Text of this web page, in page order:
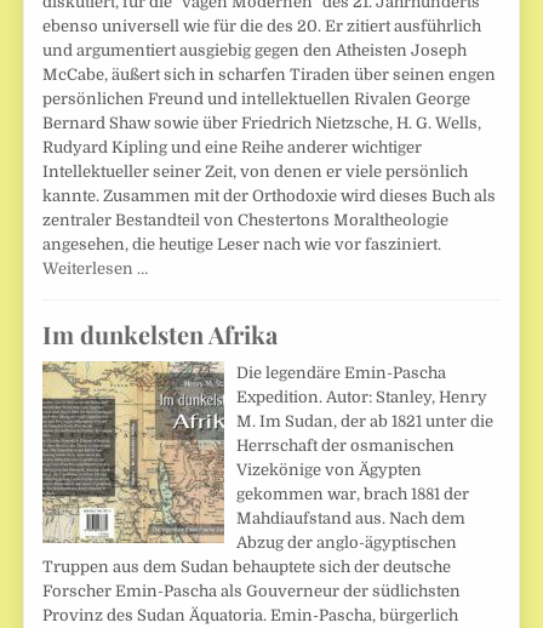
ebenso universell wie für die des 20. Er zitiert ausführlich
und argumentiert ausgiebig gegen den Atheisten Joseph
McCabe, äußert sich in scharfen Tiraden über seinen engen
persönlichen Freund und intellektuellen Rivalen George
Bernard Shaw sowie über Friedrich Nietzsche, H. G. Wells,
Rudyard Kipling und eine Reihe anderer wichtiger
Intellektueller seiner Zeit, von denen er viele persönlich
kannte. Zusammen mit der Orthodoxie wird dieses Buch als
zentraler Bestandteil von Chestertons Moraltheologie
angesehen, die heutige Leser nach wie vor fasziniert.
Weiterlesen …
Im dunkelsten Afrika
Die legendäre Emin-Pascha
Expedition. Autor: Stanley, Henry
M. Im Sudan, der ab 1821 unter die
Herrschaft der osmanischen
Vizekönige von Ägypten
gekommen war, brach 1881 der
Mahdiaufstand aus. Nach dem
Abzug der anglo-ägyptischen
Truppen aus dem Sudan behauptete sich der deutsche
Forscher Emin-Pascha als Gouverneur der südlichsten
Provinz des Sudan Äquatoria. Emin-Pascha, bürgerlich